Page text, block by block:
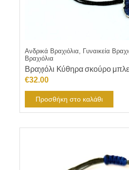
Ανδρικά Βραχιόλια, Γυναικεία
Βραχιόλια
Βραχιόλι Κύθηρα σκούρο
€32.00
Προσθήκη στο καλάθι